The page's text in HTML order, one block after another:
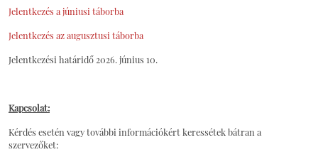
Jelentkezés a júniusi táborba
Jelentkezés az augusztusi táborba
Jelentkezési határidő 2026. június 10.
Kapcsolat:
Kérdés esetén vagy további információkért keressétek bátran a
szervezőket: